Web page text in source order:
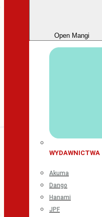
Open Mangi
WYDAWNICTWA
Akuma
Dango
Hanami
JPF